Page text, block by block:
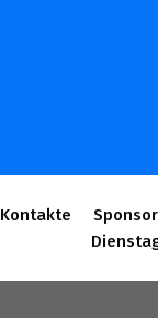
Kontakte